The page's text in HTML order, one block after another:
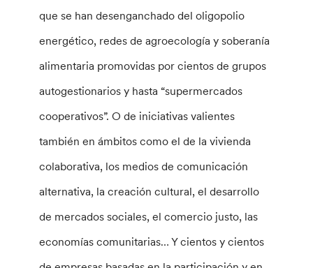
que se han desenganchado del oligopolio
energético, redes de agroecología y soberanía
alimentaria promovidas por cientos de grupos
autogestionarios y hasta “supermercados
cooperativos”. O de iniciativas valientes
también en ámbitos como el de la vivienda
colaborativa, los medios de comunicación
alternativa, la creación cultural, el desarrollo
de mercados sociales, el comercio justo, las
economías comunitarias… Y cientos y cientos